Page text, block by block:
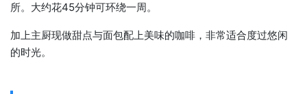
所。大约花45分钟可环绕一周。
加上主厨现做甜点与面包配上美味的咖啡，非常适合度过悠闲
的时光。